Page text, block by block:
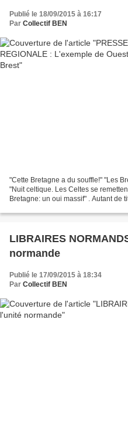
Publié le 18/09/2015 à 16:17
Par Collectif BEN
"Cette Bretagne a du souffle!" "Les
"Nuit celtique. Les Celtes se
Bretagne: un oui massif" . Autant de
LIBRAIRES
normande
Publié le 17/09/2015 à 18:34
Par Collectif BEN